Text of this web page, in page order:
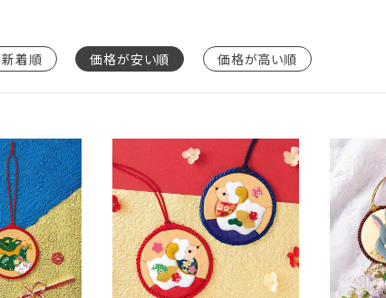
新着順 価格が安い順 価格が高い順